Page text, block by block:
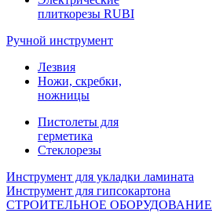
плиткорезы RUBI
Ручной инструмент
Лезвия
Ножи, скребки,
ножницы
Пистолеты для
герметика
Стеклорезы
Инструмент для укладки ламината
Инструмент для гипсокартона
СТРОИТЕЛЬНОЕ ОБОРУДОВАНИЕ